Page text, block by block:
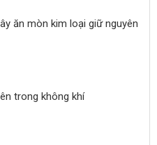
ăn mòn kim loại giữ nguyên
trong không khí